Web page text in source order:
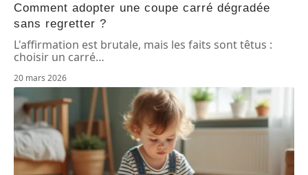
Comment adopter une coupe carré dégradée
sans regretter ?
L'affirmation est brutale, mais les faits sont têtus :
choisir un carré…
20 mars 2026